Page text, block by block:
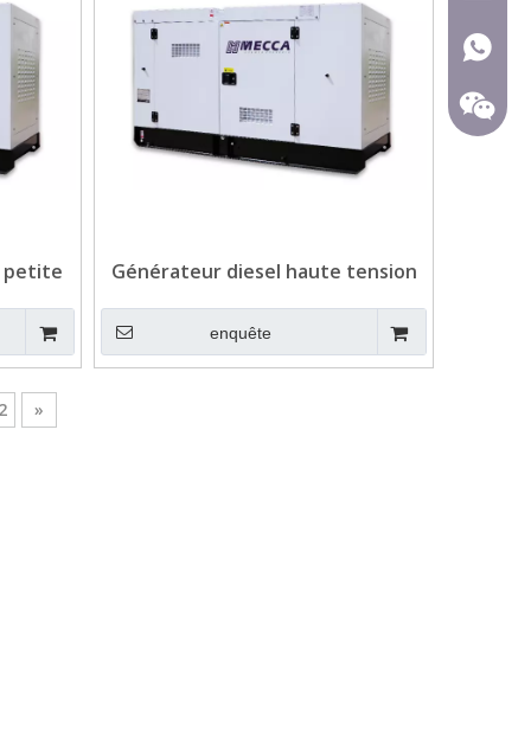
petite
Plaza
Générateur diesel haute tension
avec moteur Weichai pour
l'exploitation minière
enquête
»
+ 86-